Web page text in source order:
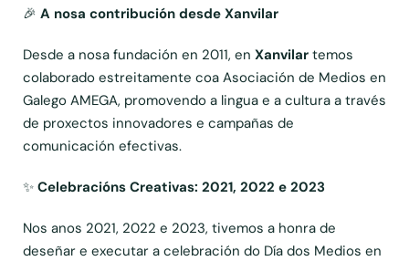
🎉 A nosa contribución desde Xanvilar
Desde a nosa fundación en 2011, en Xanvilar temos
colaborado estreitamente coa Asociación de Medios en
Galego AMEGA, promovendo a lingua e a cultura a través
de proxectos innovadores e campañas de
comunicación efectivas.
✨ Celebracións Creativas: 2021, 2022 e 2023
Nos anos 2021, 2022 e 2023, tivemos a honra de
deseñar e executar a celebración do Día dos Medios en